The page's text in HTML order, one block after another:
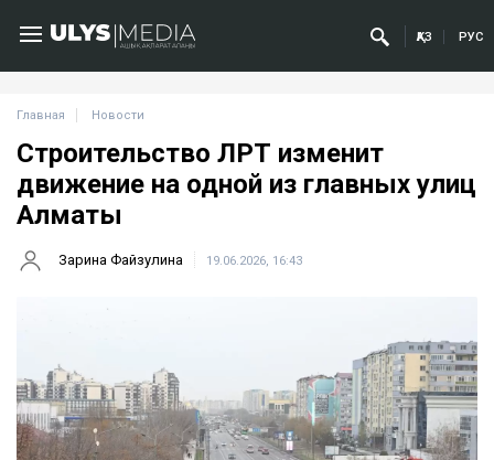
ҚАЗ РУС
Главная Новости
Строительство ЛРТ изменит
движение на одной из главных улиц
Алматы
Зарина Файзулина 19.06.2026, 16:43